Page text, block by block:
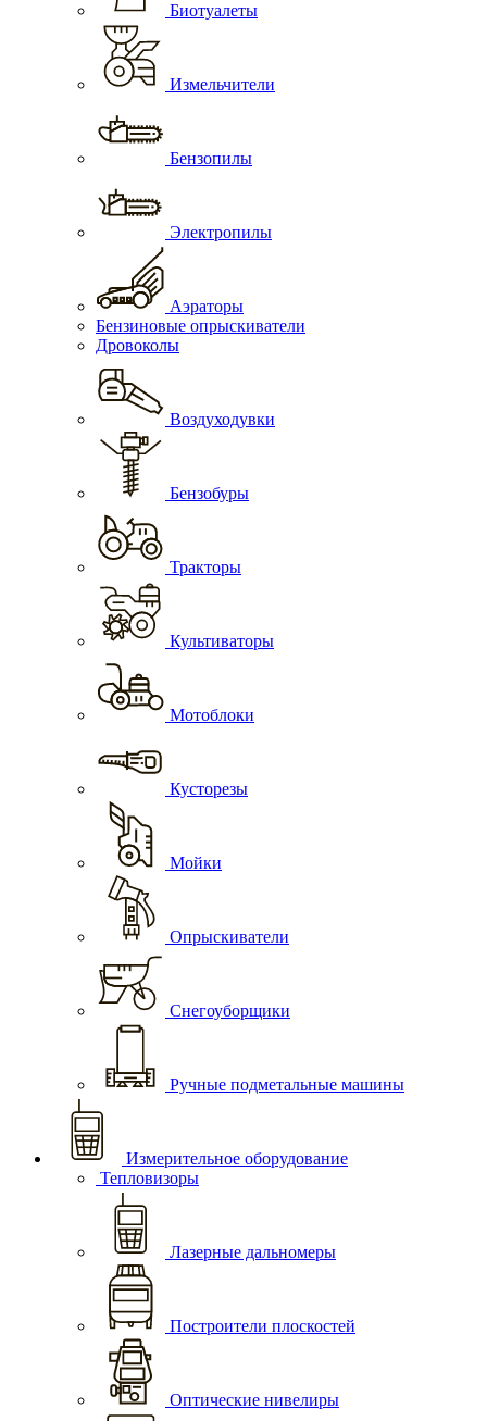
Биотуалеты
Измельчители
Бензопилы
Электропилы
Аэраторы
Бензиновые опрыскиватели
Дровоколы
Воздуходувки
Бензобуры
Тракторы
Культиваторы
Мотоблоки
Кусторезы
Мойки
Опрыскиватели
Снегоуборщики
Ручные подметальные машины
Измерительное оборудование
Тепловизоры
Лазерные дальномеры
Построители плоскостей
Оптические нивелиры